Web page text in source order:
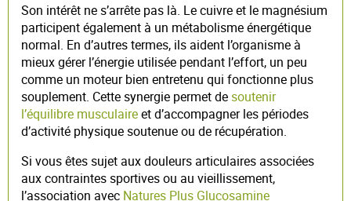
Son intérêt ne s’arrête pas là. Le cuivre et le magnésium
participent également à un métabolisme énergétique
normal. En d’autres termes, ils aident l’organisme à
mieux gérer l’énergie utilisée pendant l’effort, un peu
comme un moteur bien entretenu qui fonctionne plus
souplement. Cette synergie permet desoutenir
l’équilibre musculaireet d’accompagner les périodes
d’activité physique soutenue ou de récupération.
Si vous êtes sujet aux douleurs articulaires associées
aux contraintes sportives ou au vieillissement,
l’association avec Natures Plus Glucosamine